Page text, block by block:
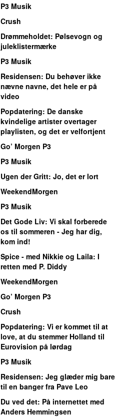
P3 Musik
Crush
Drømmeholdet: Pølsevogn og
juleklistermærke
P3 Musik
Residensen: Du behøver ikke
nævne navne, det hele er på
video
Popdatering: De danske
kvindelige artister overtager
playlisten, og det er velfortjent
Go’ Morgen P3
P3 Musik
Ugen der Gritt: Jo, det er lort
WeekendMorgen
P3 Musik
Det Gode Liv: Vi skal forberede
os til sommeren - Jeg har dig,
kom ind!
Spice - med Nikkie og Laila: I
retten med P. Diddy
WeekendMorgen
Go’ Morgen P3
Crush
Popdatering: Vi er kommet til at
love, at du stemmer Holland til
Eurovision på lørdag
P3 Musik
Residensen: Jeg glæder mig bare
til en banger fra Pave Leo
Du ved det: På internettet med
Anders Hemmingsen